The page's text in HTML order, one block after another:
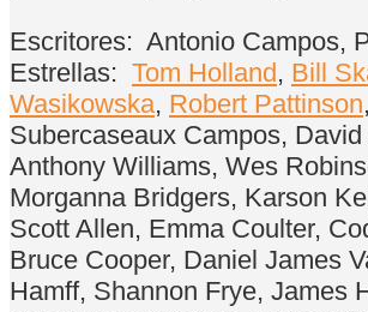
Escritores: Antonio Campos,
Estrellas: Tom Holland, Bill
Wasikowska, Robert Pattinson,
Subercaseaux Campos,
Anthony Williams, Wes
Morganna Bridgers, Karson
Scott Allen, Emma Coulter,
Bruce Cooper, Daniel James
Hamff, Shannon Frye, James